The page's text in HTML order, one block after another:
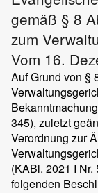
gemäß § 8
zum
Vom 16.
Auf Grund von §
345), zuletzt
Verordnung zur
(KABl. 2021 I
folgenden